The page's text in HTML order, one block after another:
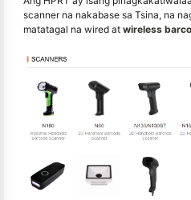
scanner na nakabase sa Tsina, na
matatagal na wired at wireless